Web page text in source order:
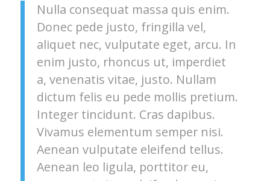
Nulla consequat massa quis enim.
Donec pede justo, fringilla vel,
aliquet nec, vulputate eget, arcu. In
enim justo, rhoncus ut, imperdiet
a, venenatis vitae, justo. Nullam
dictum felis eu pede mollis pretium.
Integer tincidunt. Cras dapibus.
Vivamus elementum semper nisi.
Aenean vulputate eleifend tellus.
Aenean leo ligula, porttitor eu,